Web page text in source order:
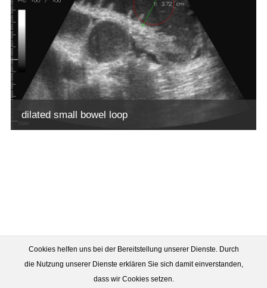
dilated small bowel loop
Cookies helfen uns bei der Bereitstellung unserer Dienste. Durch
die Nutzung unserer Dienste erklären Sie sich damit einverstanden,
dass wir Cookies setzen.